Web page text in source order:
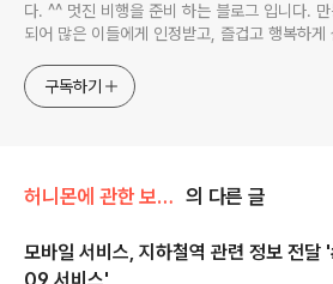
다. ^^ 멋진 비행을 준비 하는 블로그 입니다. 만
되어 많은 이들에게 인정받고, 즐겁고 행복하게
지켜봐주세요!! ^^
구독하기
허니몬에 관한 보고서/허니몬의 행성, 허니스(Honies) 의 다른 글
모바일 서비스, 지하철역 관련 정보 전달